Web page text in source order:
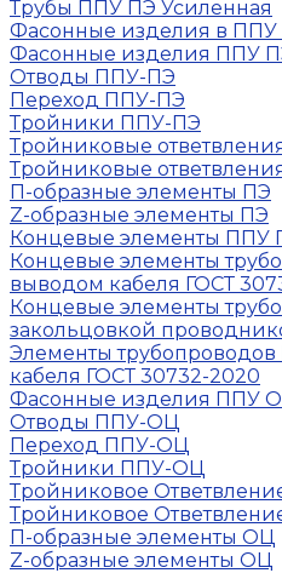
Трубы ППУ ПЭ Усиленная
Фасонные изделия в ППУ
Фасонные изделия ППУ
Отводы ППУ-ПЭ
Переход ППУ-ПЭ
Тройники ППУ-ПЭ
Тройниковые
Тройниковые
П-образные элементы ПЭ
Z-образные элементы ПЭ
Концевые элементы ППУ
Концевые элементы
выводом кабеля ГОСТ
Концевые элементы
закольцовкой
Элементы
кабеля ГОСТ 30732-2020
Фасонные изделия ППУ
Отводы ППУ-ОЦ
Переход ППУ-ОЦ
Тройники ППУ-ОЦ
Тройниковое
Тройниковое
П-образные элементы ОЦ
Z-образные элементы ОЦ